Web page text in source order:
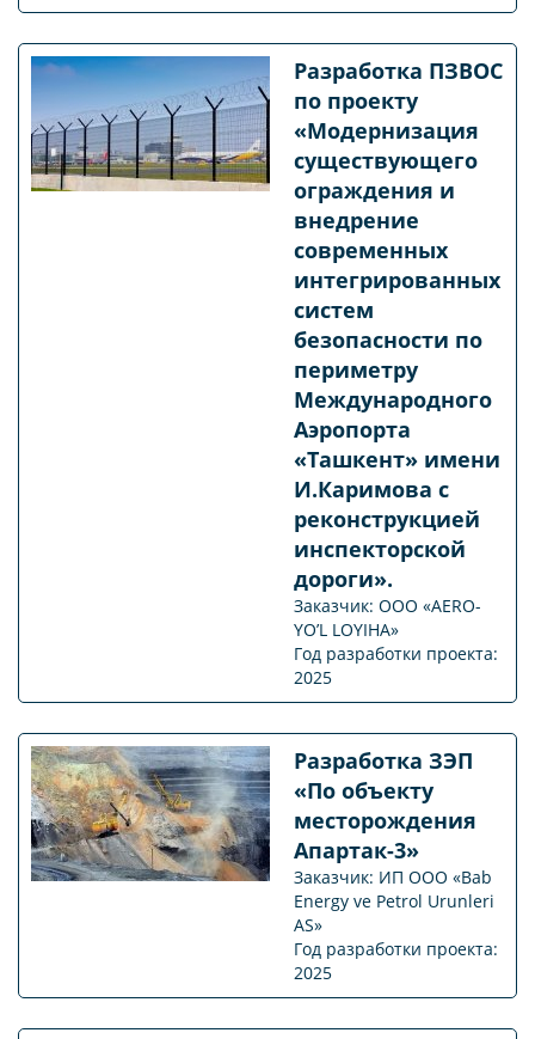
Разработка ПЗВОС
по проекту
«Модернизация
существующего
ограждения и
внедрение
современных
интегрированных
систем
безопасности по
периметру
Международного
Аэропорта
«Ташкент» имени
И.Каримова с
реконструкцией
инспекторской
дороги».
Заказчик: ООО «AERO-
YO’L LOYIHA»
Год разработки проекта:
2025
Разработка ЗЭП
«По объекту
месторождения
Апартак-3»
Заказчик: ИП ООО «Bab
Energy ve Petrol Urunleri
AS»
Год разработки проекта:
2025